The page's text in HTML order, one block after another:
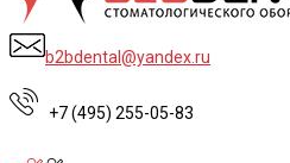
b2bdental@yandex.ru
+7 (495) 255-05-83